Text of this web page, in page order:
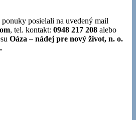
ponuky posielali na uvedený mail
, tel. kontakt: 0948 217 208 alebo
Oáza – nádej pre nový život, n. o.